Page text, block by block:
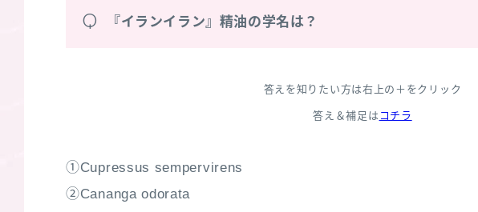
Q 『イランイラン』精油の学名は？
答えを知りたい方は右上の＋をクリック
答え＆補足は コチラ
①Cupressus sempervirens
②Cananga odorata